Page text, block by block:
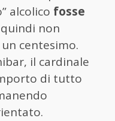
alcolico fosse
non
centesimo.
il cardinale
di tutto